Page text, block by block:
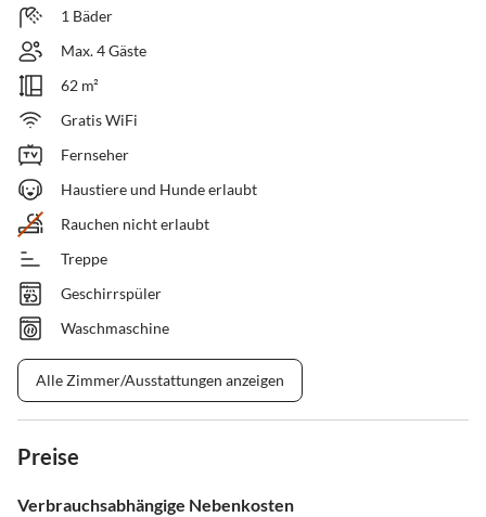
1 Bäder
Max. 4 Gäste
62 m²
Gratis WiFi
Fernseher
Haustiere und Hunde erlaubt
Rauchen nicht erlaubt
Treppe
Geschirrspüler
Waschmaschine
Alle Zimmer/Ausstattungen anzeigen
Preise
Verbrauchsabhängige Nebenkosten